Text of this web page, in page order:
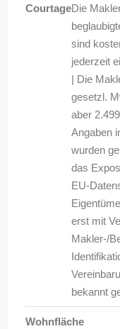
CourtageDie
sind
jederzeit
| Die
gesetzl.
aber
Angaben
wurden
das
EU-
erst mit
Makler-/
bekannt
Wohnfläche